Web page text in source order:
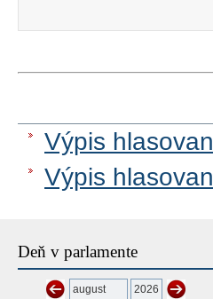
Výpis
Výpis
Deň v parlamente